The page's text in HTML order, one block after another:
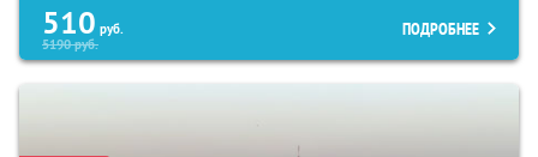
510 руб.
5190руб.
ПОДРОБНЕЕ